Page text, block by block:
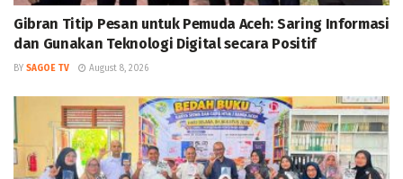
Gibran Titip Pesan untuk Pemuda Aceh: Saring Informasi
dan Gunakan Teknologi Digital secara Positif
BY SAGOE TV August 8, 2026